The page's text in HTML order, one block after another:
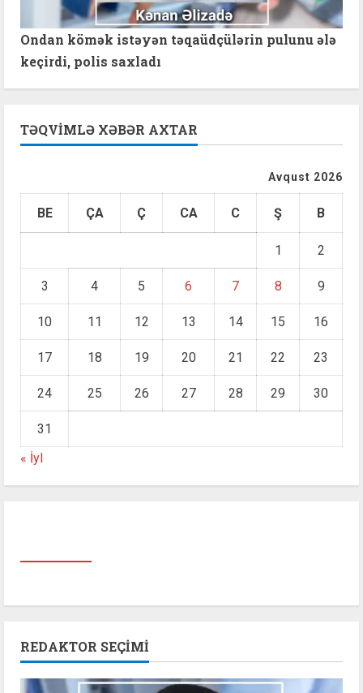
Ondan kömək istəyən təqaüdçülərin pulunu ələ
keçirdi, polis saxladı
TƏQVIMLƏ XƏBƏR AXTAR
Avqust 2026
BE ÇA Ç CA C Ş B
1 2
3 4 5 6 7 8 9
10 11 12 13 14 15 16
17 18 19 20 21 22 23
24 25 26 27 28 29 30
31
« İyl
REDAKTOR SEÇIMI